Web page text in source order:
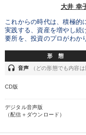
大井 幸
これからの時代は、積極的
実践する、資産を増やし続
要所を、投資のプロがわか
形 態
headset 音声 （どの形態でも内容は
CD版
デジタル音声版
（配信＋ダウンロード）